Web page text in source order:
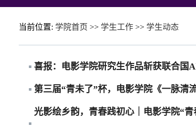
当前位置: 学院首页 >> 学生工作 >> 学生动态
喜报：电影学院研究生作品斩获联合国
第三届“青未了”杯，电影学院《一脉清
光影绘乡韵，青春践初心｜电影学院“